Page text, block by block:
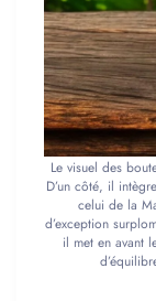
Le visuel des
D’un côté, il
celui de la
d’exception
il met en avant